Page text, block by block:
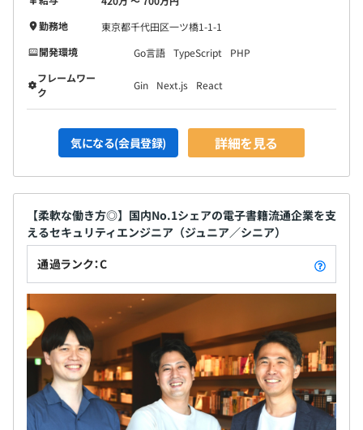
勤務地
東京都千代田区一ツ橋1-1-1
開発環境
Go言語 TypeScript
PHP
フレームワー
ク
Gin Next.js React
気になる(会員登録) 詳細を見る
【柔軟な働き方◎】国内No.1シェアの電子書籍流通企業を支
えるセキュリティエンジニア（ジュニア／シニア）
通過ランク：C